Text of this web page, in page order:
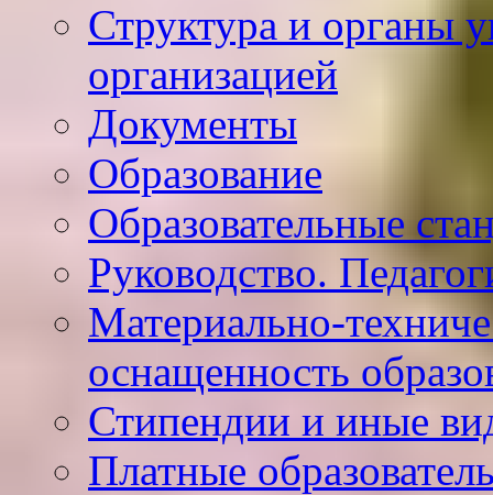
Структура и органы
организацией
Документы
Образование
Образовательные
Руководство.
Материально-
оснащенность
Стипендии и иные
Платные